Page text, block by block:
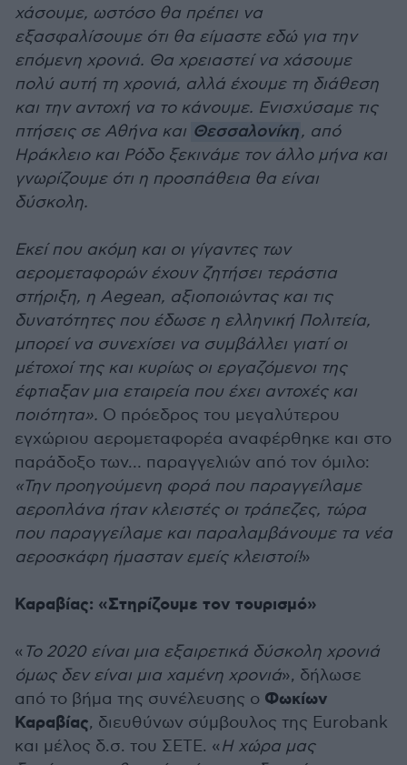
χάσουμε, ωστόσο θα πρέπει να
εξασφαλίσουμε ότι θα είμαστε εδώ για την
επόμενη χρονιά. Θα χρειαστεί να χάσουμε
πολύ αυτή τη χρονιά, αλλά έχουμε τη διάθεση
και την αντοχή να το κάνουμε. Ενισχύσαμε τις
πτήσεις σε Αθήνα και Θεσσαλονίκη, από
Ηράκλειο και Ρόδο ξεκινάμε τον άλλο μήνα και
γνωρίζουμε ότι η προσπάθεια θα είναι
δύσκολη.
Εκεί που ακόμη και οι γίγαντες των
αερομεταφορών έχουν ζητήσει τεράστια
στήριξη, η Aegean, αξιοποιώντας και τις
δυνατότητες που έδωσε η ελληνική Πολιτεία,
μπορεί να συνεχίσει να συμβάλλει γιατί οι
μέτοχοί της και κυρίως οι εργαζόμενοι της
έφτιαξαν μια εταιρεία που έχει αντοχές και
ποιότητα». Ο πρόεδρος του μεγαλύτερου
εγχώριου αερομεταφορέα αναφέρθηκε και στο
παράδοξο των… παραγγελιών από τον όμιλο:
«Την προηγούμενη φορά που παραγγείλαμε
αεροπλάνα ήταν κλειστές οι τράπεζες, τώρα
που παραγγείλαμε και παραλαμβάνουμε τα νέα
αεροσκάφη ήμασταν εμείς κλειστοί!»
Καραβίας: «Στηρίζουμε τον τουρισμό»
« Το 2020 είναι μια εξαιρετικά δύσκολη χρονιά
όμως δεν είναι μια χαμένη χρονιά», δήλωσε
από το βήμα της συνέλευσης ο Φωκίων
Καραβίας, διευθύνων σύμβουλος της Eurobank
και μέλος δ.σ. του ΣΕΤΕ. «Η χώρα μας